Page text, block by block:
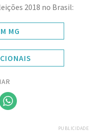
2018 no Brasil:
MG
PUBLICIDADE